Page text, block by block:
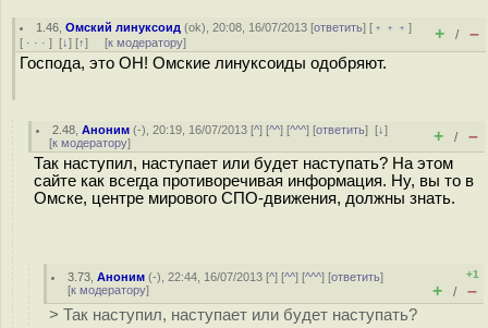
1.46 ,Омский линуксоид (ok), 20:08, 16/07/2013 [ответить] [ ﹢﹢﹢]
[ · · · ] [↓] [↑] [к модератору] + / –
Господа, это ОН! Омские линуксоиды одобряют.
2.48 ,Аноним (-), 20:19, 16/07/2013 [^] [^^] [^^^] [ответить][↓]
[к модератору] + / –
Так наступил, наступает или будет наступать? На этом
сайте как всегда противоречивая информация. Ну, вы то в
Омске, центре мирового СПО-движения, должны знать.
3.73 ,Аноним (-), 22:44, 16/07/2013 [^] [^^] [^^^] [ответить]
[к модератору]
+1
+ / –
> Так наступил, наступает или будет наступать?